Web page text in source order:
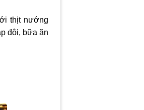
thịt nướng
đôi, bữa ăn